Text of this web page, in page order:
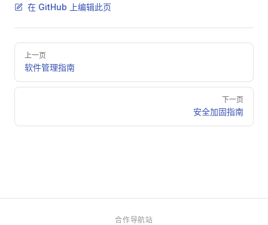
在 GitHub 上编辑此页
Pager
上一页
软件管理指南
下一页
安全加固指南
合作导航站